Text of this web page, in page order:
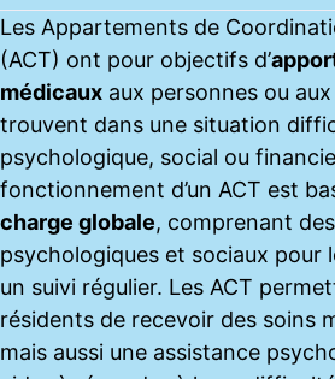
Les Appartements de
(ACT) ont pour objectifs d’
médicaux aux personnes ou
trouvent dans une situation
psychologique, social ou
fonctionnement d’un ACT est
charge globale, comprenant
psychologiques et sociaux pour
un suivi régulier. Les ACT
résidents de recevoir des soins
mais aussi une assistance